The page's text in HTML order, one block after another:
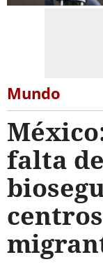
Mundo
falta